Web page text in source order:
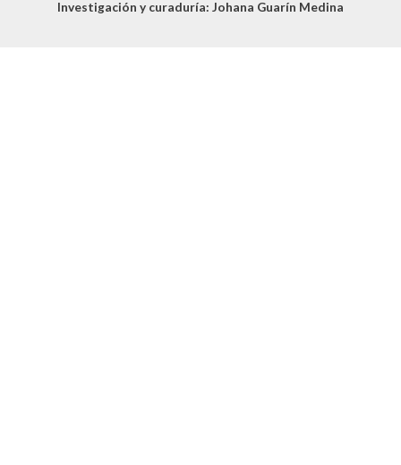
Investigación y curaduría: Johana Guarín Medina